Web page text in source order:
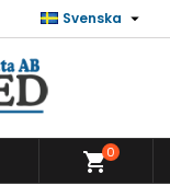
Svenska 
shopping_cart0